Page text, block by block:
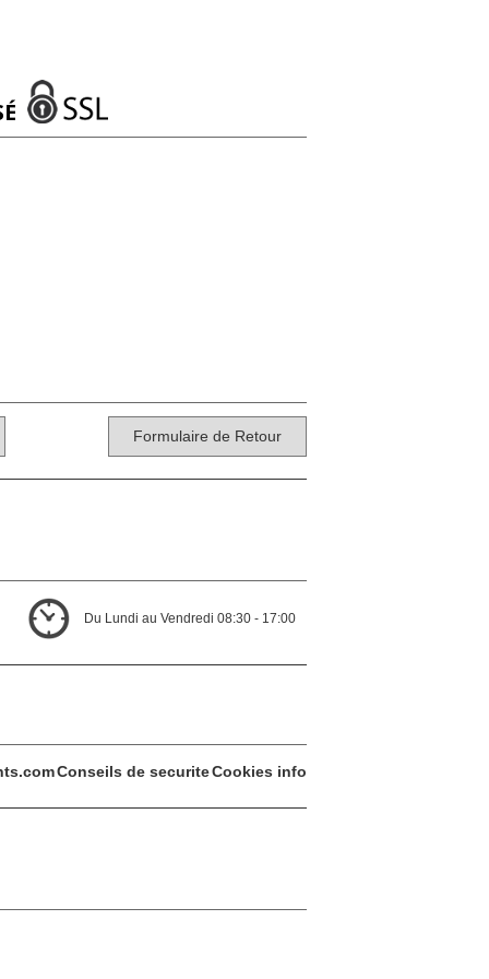
Formulaire de Retour
Du Lundi au Vendredi 08:30 - 17:00
Conseils de securiteCookies info